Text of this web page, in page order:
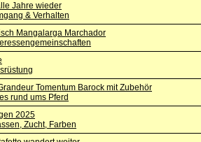
Jahre wieder
& Verhalten
Mangalarga Marchador
Tomentum Barock mit Zubehör
rund ums Pferd
2025
Zucht, Farben